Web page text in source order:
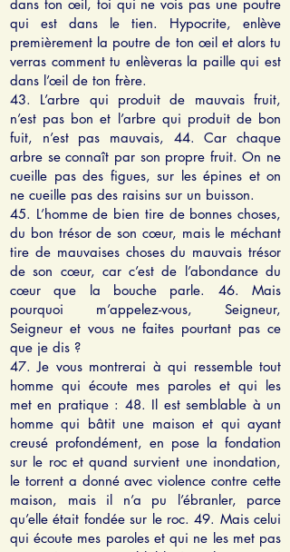
dans ton œil, toi qui ne vois pas une poutre
qui est dans le tien. Hypocrite, enlève
premièrement la poutre de ton œil et alors tu
verras comment tu enlèveras la paille qui est
dans l’œil de ton frère.
43. L’arbre qui produit de mauvais fruit,
n’est pas bon et l’arbre qui produit de bon
fuit, n’est pas mauvais, 44. Car chaque
arbre se connaît par son propre fruit. On ne
cueille pas des figues, sur les épines et on
ne cueille pas des raisins sur un buisson.
45. L’homme de bien tire de bonnes choses,
du bon trésor de son cœur, mais le méchant
tire de mauvaises choses du mauvais trésor
de son cœur, car c’est de l’abondance du
cœur que la bouche parle. 46. Mais
pourquoi m’appelez-vous, Seigneur,
Seigneur et vous ne faites pourtant pas ce
que je dis ?
47. Je vous montrerai à qui ressemble tout
homme qui écoute mes paroles et qui les
met en pratique : 48. Il est semblable à un
homme qui bâtit une maison et qui ayant
creusé profondément, en pose la fondation
sur le roc et quand survient une inondation,
le torrent a donné avec violence contre cette
maison, mais il n’a pu l’ébranler, parce
qu’elle était fondée sur le roc. 49. Mais celui
qui écoute mes paroles et qui ne les met pas